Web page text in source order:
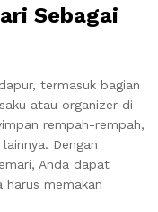
Sebagai
termasuk bagian
atau organizer di
rempah-rempah,
Dengan
Anda dapat
memakan